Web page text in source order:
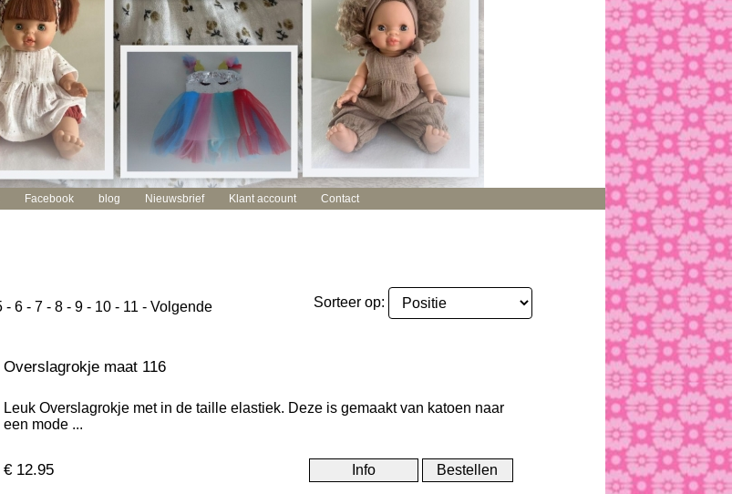
Facebook blog Nieuwsbrief Klant account Contact
- 6- 7- 8- 9- 10- 11 - Volgende Sorteer op:
Overslagrokje maat 116
Leuk Overslagrokje met in de taille elastiek. Deze is gemaakt van katoen naar
een mode ...
€ 12.95